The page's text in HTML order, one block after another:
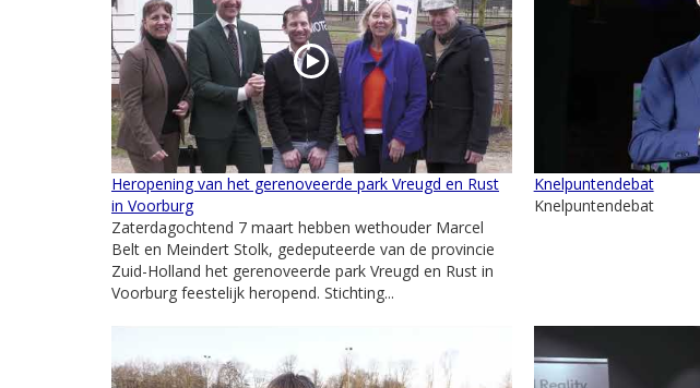
Heropening van het gerenoveerde park Vreugd en Rust
in Voorburg
Zaterdagochtend 7 maart hebben wethouder Marcel
Belt en Meindert Stolk, gedeputeerde van de provincie
Zuid-Holland het gerenoveerde park Vreugd en Rust in
Voorburg feestelijk heropend. Stichting...
Knelpuntendebat
Knelpuntendebat